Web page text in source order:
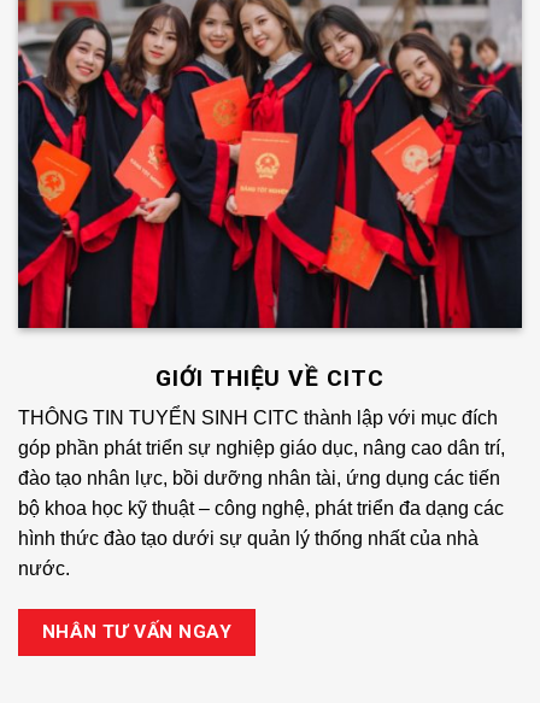
GIỚI THIỆU VỀ CITC
THÔNG TIN TUYỂN SINH CITC thành lập với mục đích
góp phần phát triển sự nghiệp giáo dục, nâng cao dân trí,
đào tạo nhân lực, bồi dưỡng nhân tài, ứng dụng các tiến
bộ khoa học kỹ thuật – công nghệ, phát triển đa dạng các
hình thức đào tạo dưới sự quản lý thống nhất của nhà
nước.
NHÂN TƯ VẤN NGAY